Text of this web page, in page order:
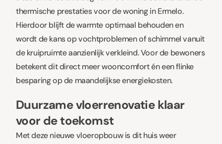
thermische prestaties voor de woning in Ermelo.
Hierdoor blijft de warmte optimaal behouden en
wordt de kans op vochtproblemen of schimmel vanuit
de kruipruimte aanzienlijk verkleind. Voor de bewoners
betekent dit direct meer wooncomfort én een flinke
besparing op de maandelijkse energiekosten.
Duurzame vloerrenovatie klaar
voor de toekomst
Met deze nieuwe vloeropbouw is dit huis weer